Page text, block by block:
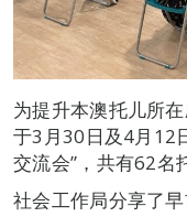
为提升本澳托儿所
于3月30日及4月12
交流会”，共有62名
社会工作局分享了